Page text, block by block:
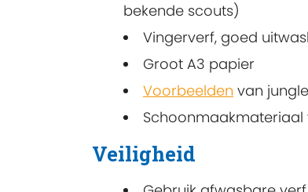
bekende scouts)
Vingerverf, goed
Groot A3 papier
Voorbeelden van
Veiligheid